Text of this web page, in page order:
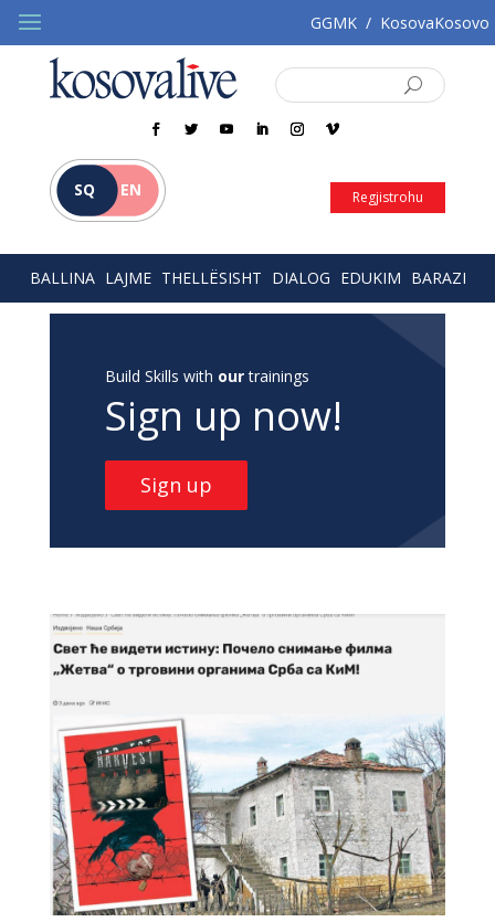
GGMK / KosovaKosovo
SQ EN Regjistrohu
BALLINA LAJME THELLËSISHT DIALOG EDUKIM BARAZI
Build Skills with ourtrainings
Sign up now!
Sign up